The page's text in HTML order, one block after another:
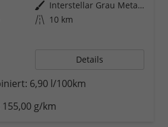
Außenfarbe
Interstellar Grau Metallic
Kilometerstand 10 km
Details
6,90 l/100km
155,00 g/km